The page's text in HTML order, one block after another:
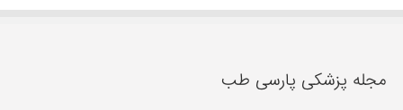
مجله پزشکی پارسی طب